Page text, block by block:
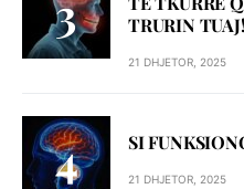
TRURIN TUAJ!
21 DHJETOR, 2025
SI
21 DHJETOR, 2025